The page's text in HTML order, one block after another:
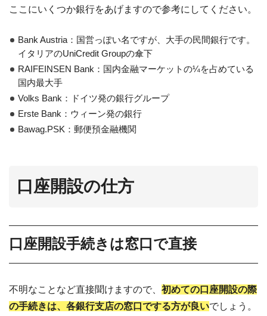
ここにいくつか銀行をあげますので参考にしてください。
Bank Austria：国営っぽい名ですが、大手の民間銀行です。
イタリアのUniCredit Groupの傘下
RAIFEINSEN Bank：国内金融マーケットの¼を占めている
国内最大手
Volks Bank：ドイツ発の銀行グループ
Erste Bank：ウィーン発の銀行
Bawag.PSK：郵便預金融機関
口座開設の仕方
口座開設手続きは窓口で直接
不明なことなど直接聞けますので、 初めての口座開設の際
の手続きは、各銀行支店の窓口でする方が良いでしょう。